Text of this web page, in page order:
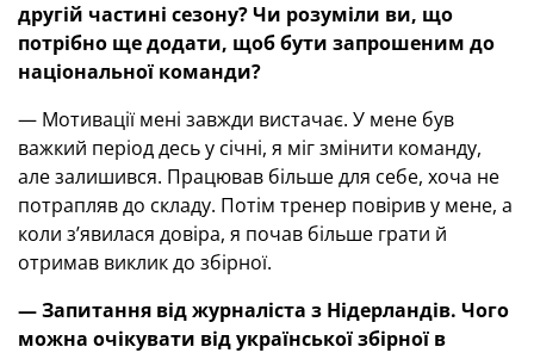
другій частині сезону? Чи розуміли ви, що
потрібно ще додати, щоб бути запрошеним до
національної команди?
— Мотивації мені завжди вистачає. У мене був
важкий період десь у січні, я міг змінити команду,
але залишився. Працював більше для себе, хоча не
потрапляв до складу. Потім тренер повірив у мене, а
коли з’явилася довіра, я почав більше грати й
отримав виклик до збірної.
— Запитання від журналіста з Нідерландів. Чого
можна очікувати від української збірної в